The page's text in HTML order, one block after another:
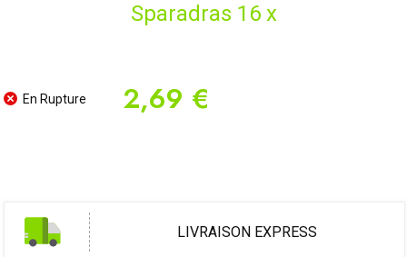
Sparadras 16 x
En Rupture 2,69 €
LIVRAISON EXPRESS